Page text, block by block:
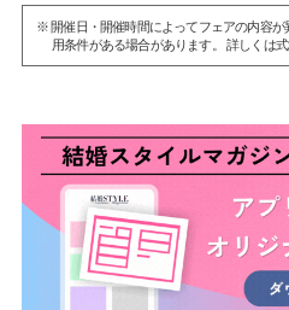
※ 開催日・開催時間によってフェアの内容が
用条件がある場合があります。 詳しくは